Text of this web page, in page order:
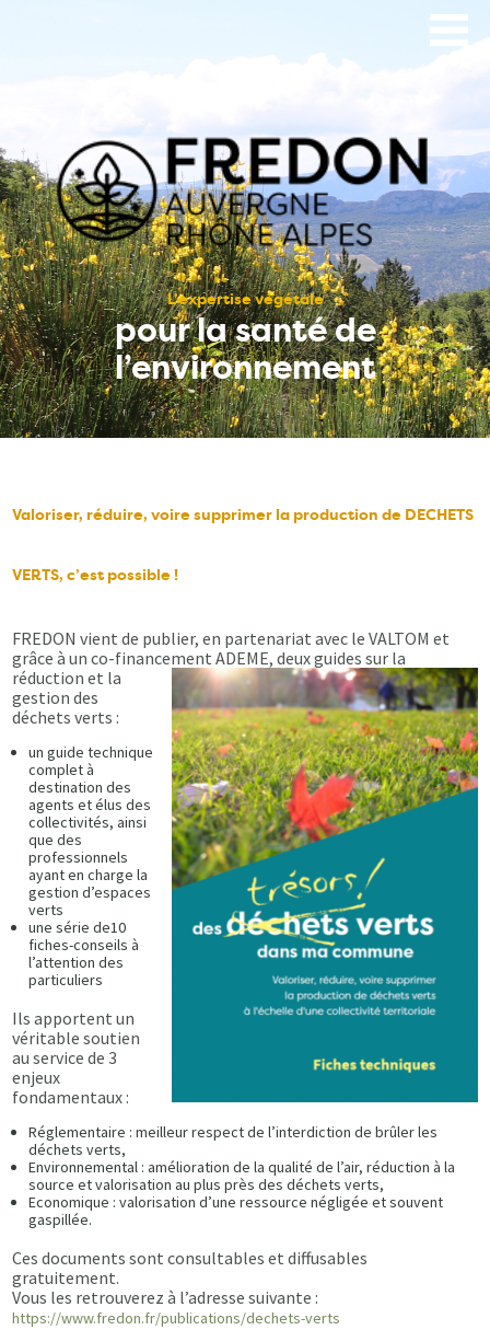
L’expertise végétale
pour la santé de
l’environnement
Valoriser, réduire, voire supprimer la production de DECHETS
VERTS, c’est possible !
FREDON vient de publier, en partenariat avec le VALTOM et
grâce à un co-financement ADEME, deux guides sur la
réduction et la
gestion des
déchets verts :
un guide technique
complet à
destination des
agents et élus des
collectivités, ainsi
que des
professionnels
ayant en charge la
gestion d’espaces
verts
une série de10
fiches-conseils à
l’attention des
particuliers
Ils apportent un
véritable soutien
au service de 3
enjeux
fondamentaux :
Réglementaire : meilleur respect de l’interdiction de brûler les
déchets verts,
Environnemental : amélioration de la qualité de l’air, réduction à la
source et valorisation au plus près des déchets verts,
Economique : valorisation d’une ressource négligée et souvent
gaspillée.
Ces documents sont consultables et diffusables
gratuitement.
Vous les retrouverez à l’adresse suivante :
https://www.fredon.fr/publications/dechets-verts